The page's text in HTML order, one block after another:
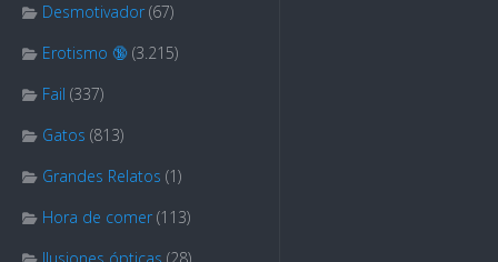
Desmotivador (67)
Erotismo 🔞 (3.215)
Fail (337)
Gatos (813)
Grandes Relatos (1)
Hora de comer (113)